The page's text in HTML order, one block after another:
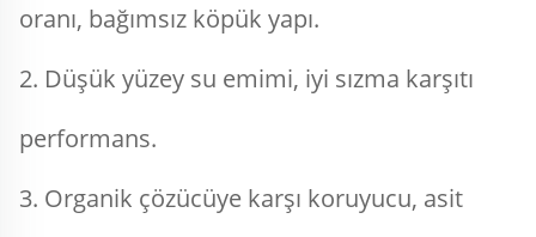
oranı, bağımsız köpük yapı.
2. Düşük yüzey su emimi, iyi sızma karşıtı
performans.
3. Organik çözücüye karşı koruyucu, asit